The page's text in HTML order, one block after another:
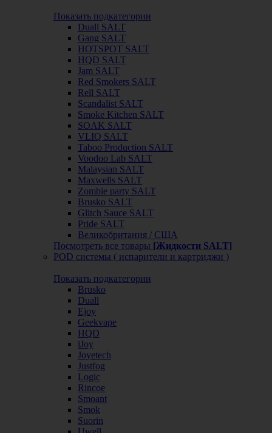
Показать подкатегории
Duall SALT
Gang SALT
HOTSPOT SALT
HQD SALT
Jam SALT
Red Smokers SALT
Rell SALT
Scandalist SALT
Smoke Kitchen SALT
SOAK SALT
VLIQ SALT
Taboo Production SALT
Voodoo Lab SALT
Malaysian SALT
Maxwells SALT
Zombie party SALT
Brusko SALT
Glitch Sauce SALT
Pride SALT
Великобритания / США
Посмотреть все товары [Жидкости SALT]
POD системы ( испарители и картриджи )
Показать подкатегории
Brusko
Duall
Ejoy
Geekvape
HQD
iJoy
Joyetech
Justfog
Logic
Rincoe
Smoant
Smok
Suorin